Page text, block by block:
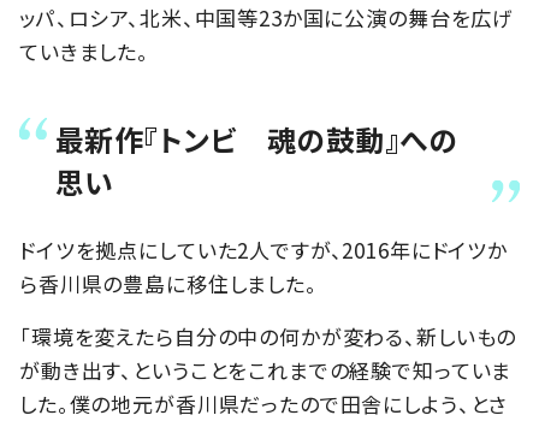
ッパ、ロシア、北米、中国等23か国に公演の舞台を広げ
ていきました。
最新作『トンビ 魂の鼓動』への
思い
ドイツを拠点にしていた2人ですが、2016年にドイツか
ら香川県の豊島に移住しました。
「環境を変えたら自分の中の何かが変わる、新しいもの
が動き出す、ということをこれまでの経験で知っていま
した。僕の地元が香川県だったので田舎にしよう、とさ